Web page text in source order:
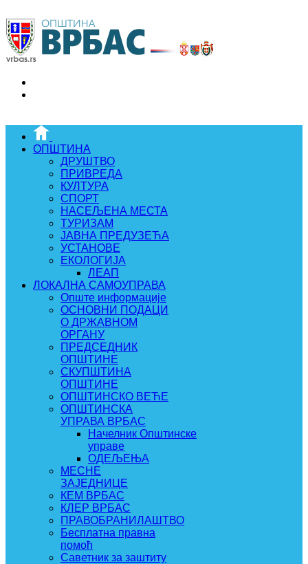
ОПШТИНА
ДРУШТВО
ПРИВРЕДА
КУЛТУРА
СПОРТ
НАСЕЉЕНА МЕСТА
ТУРИЗАМ
ЈАВНА ПРЕДУЗЕЋА
УСТАНОВЕ
ЕКОЛОГИЈА
ЛЕАП
ЛОКАЛНА САМОУПРАВА
Опште информације
ОСНОВНИ ПОДАЦИ
О ДРЖАВНОМ
ОРГАНУ
ПРЕДСЕДНИК
ОПШТИНЕ
СКУПШТИНА
ОПШТИНЕ
ОПШТИНСКО ВЕЋЕ
ОПШТИНСКА
УПРАВА ВРБАС
Начелник Општинске
управе
ОДЕЉЕЊА
МЕСНЕ
ЗАЈЕДНИЦЕ
КЕМ ВРБАС
КЛЕР ВРБАС
ПРАВОБРАНИЛАШТВО
Бесплатна правна
помоћ
Саветник за заштиту